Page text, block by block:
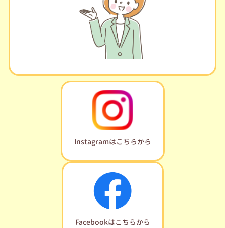
Instagramはこちらから
Facebookはこちらから